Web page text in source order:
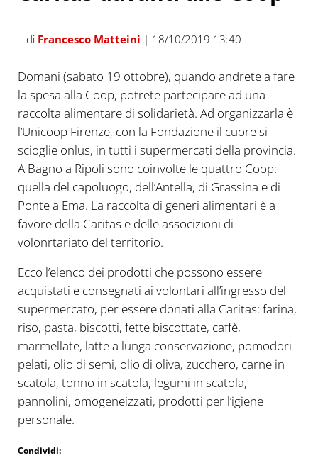
di Francesco Matteini | 18/10/2019 13:40
Domani (sabato 19 ottobre), quando andrete a fare
la spesa alla Coop, potrete partecipare ad una
raccolta alimentare di solidarietà. Ad organizzarla è
l’Unicoop Firenze, con la Fondazione il cuore si
scioglie onlus, in tutti i supermercati della provincia.
A Bagno a Ripoli sono coinvolte le quattro Coop:
quella del capoluogo, dell’Antella, di Grassina e di
Ponte a Ema. La raccolta di generi alimentari è a
favore della Caritas e delle associzioni di
volonrtariato del territorio.
Ecco l’elenco dei prodotti che possono essere
acquistati e consegnati ai volontari all’ingresso del
supermercato, per essere donati alla Caritas: farina,
riso, pasta, biscotti, fette biscottate, caffè,
marmellate, latte a lunga conservazione, pomodori
pelati, olio di semi, olio di oliva, zucchero, carne in
scatola, tonno in scatola, legumi in scatola,
pannolini, omogeneizzati, prodotti per l’igiene
personale.
Condividi: